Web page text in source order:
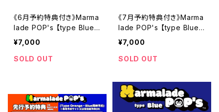
《6月予約特典付き》Marma
lade POP's 【type Blue】
【 type Orange】 / Ⅱto
ne clan
¥7,000
SOLD OUT
《7月予約特典付き》Marma
lade POP's 【type Blue】
【 type Orange】 / Ⅱto
ne clan
¥7,000
SOLD OUT